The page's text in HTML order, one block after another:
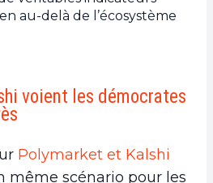
au-delà de l’écosystème
voient les démocrates
Polymarket et Kalshi
même scénario pour les